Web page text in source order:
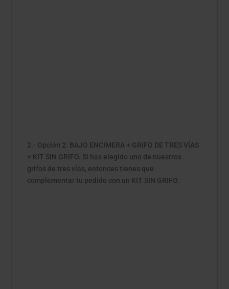
2.- Opción 2: BAJO ENCIMERA + GRIFO DE TRES VÍAS
+ KIT SIN GRIFO. Si has elegido uno de nuestros
grifos de tres vías, entonces tienes que
complementar tu pedido con un KIT SIN GRIFO.